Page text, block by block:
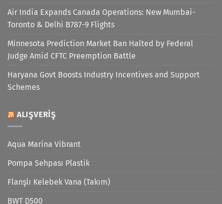
Air India Expands Canada Operations: New Mumbai-
Toronto & Delhi B787-9 Flights
Minnesota Prediction Market Ban Halted by Federal
Judge Amid CFTC Preemption Battle
Haryana Govt Boosts Industry Incentives and Support
Schemes
ALIŞVERIŞ
Aqua Marina Vibrant
Pompa Sehpası Plastik
Flanşlı Kelebek Vana (Takım)
BWT D500